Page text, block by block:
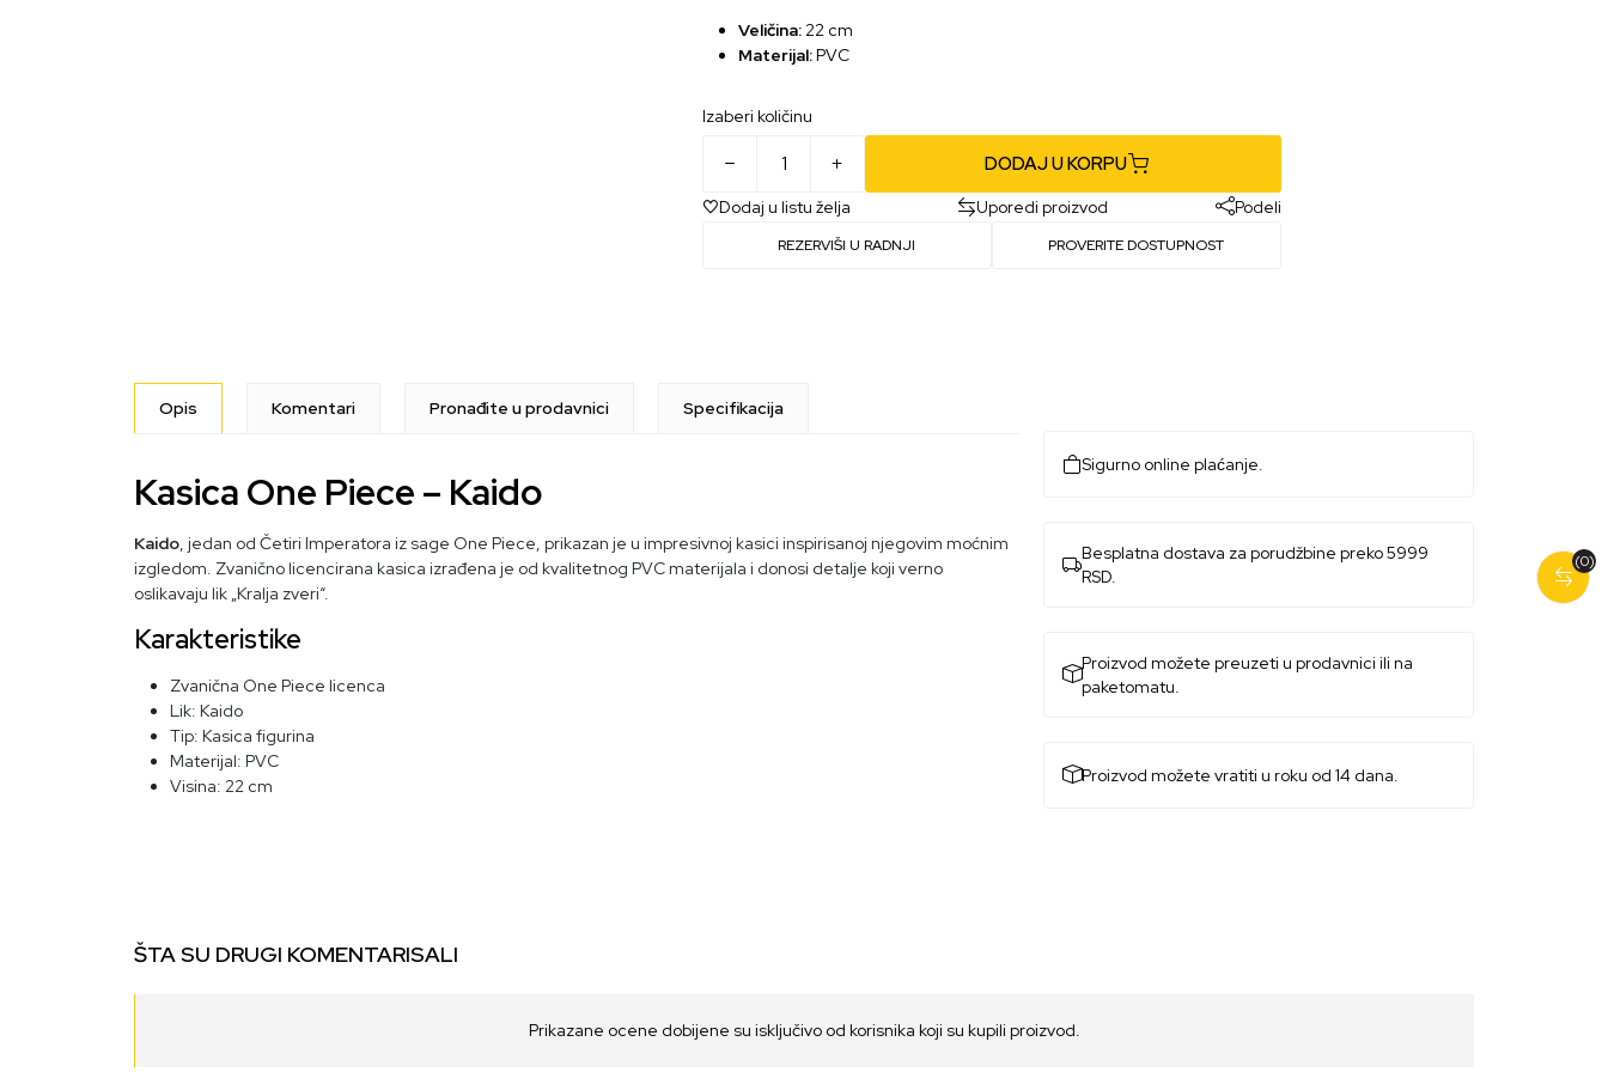
Veličina: 22 cm
Materijal:PVC
Izaberi količinu
DODAJ U KORPU
Dodaj u listu želja Uporedi proizvod Podeli
REZERVIŠI U RADNJI PROVERITE DOSTUPNOST
(0)
Opis Komentari Pronađite u prodavnici Specifikacija
Kasica One Piece – Kaido
Kaido, jedan od Četiri Imperatora iz sage One Piece, prikazan je u impresivnoj kasici inspirisanoj njegovim moćnim
izgledom. Zvanično licencirana kasica izrađena je od kvalitetnog PVC materijala i donosi detalje koji verno
oslikavaju lik „Kralja zveri“.
Karakteristike
Zvanična One Piece licenca
Lik: Kaido
Tip: Kasica figurina
Materijal: PVC
Visina: 22 cm
Sigurno online plaćanje.
Besplatna dostava za porudžbine preko 5999
RSD.
Proizvod možete preuzeti u prodavnici ili na
paketomatu.
Proizvod možete vratiti u roku od 14 dana.
ŠTA SU DRUGI KOMENTARISALI
Prikazane ocene dobijene su isključivo od korisnika koji su kupili proizvod.